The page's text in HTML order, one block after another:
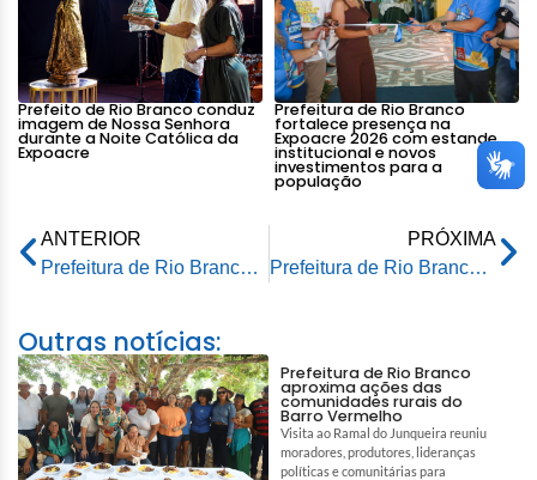
Prefeito de Rio Branco conduz
imagem de Nossa Senhora
durante a Noite Católica da
Expoacre
Prefeitura de Rio Branco
fortalece presença na
Expoacre 2026 com estande
institucional e novos
investimentos para a
população
ANTERIOR
Prefeitura de Rio Branco realiza ação do Outubro Rosa para servidoras da Educação
PRÓXIMA
Prefeitura de Rio Branco realiza ação do Outubro Rosa para servidoras da Educação
Outras notícias:
Prefeitura de Rio Branco
aproxima ações das
comunidades rurais do
Barro Vermelho
Visita ao Ramal do Junqueira reuniu
moradores, produtores, lideranças
políticas e comunitárias para